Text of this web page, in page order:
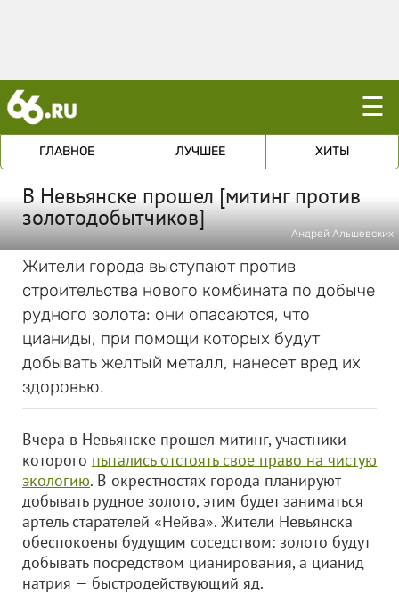
☰
ГЛАВНОЕ ЛУЧШЕЕ ХИТЫ
В Невьянске прошел [митинг против
золотодобытчиков]
Андрей Альшевских
Жители города выступают против
строительства нового комбината по добыче
рудного золота: они опасаются, что
цианиды, при помощи которых будут
добывать желтый металл, нанесет вред их
здоровью.
Вчера в Невьянске прошел митинг, участники
которого пытались отстоять свое право на чистую
экологию. В окрестностях города планируют
добывать рудное золото, этим будет заниматься
артель старателей «Нейва». Жители Невьянска
обеспокоены будущим соседством: золото будут
добывать посредством цианирования, а цианид
натрия — быстродействующий яд.